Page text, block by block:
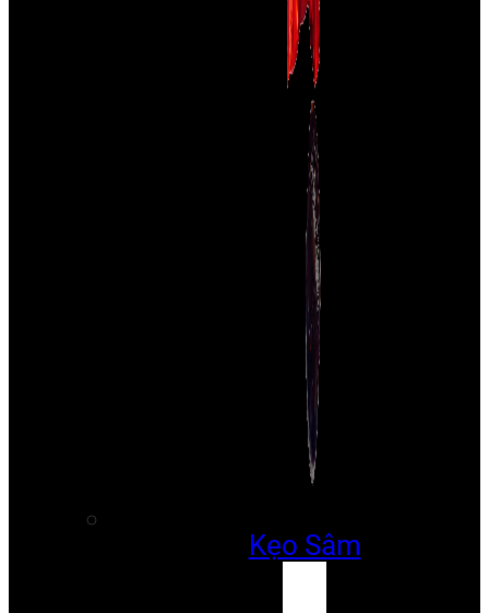
Kẹo Sâm